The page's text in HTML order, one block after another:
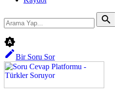
search
brightness_auto
editBir Soru Sor